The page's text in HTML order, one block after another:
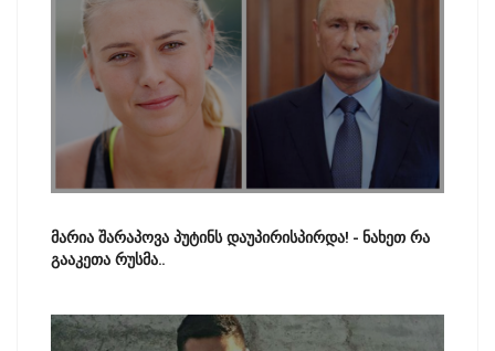
მარია შარაპოვა პუტინს დაუპირისპირდა! - ნახეთ რა
გააკეთა რუსმა..